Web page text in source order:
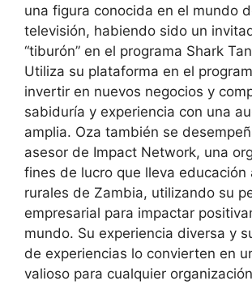
una figura conocida en el mundo
televisión, habiendo sido un
“tiburón” en el programa Shark
Utiliza su plataforma en el
invertir en nuevos negocios y
sabiduría y experiencia con una
amplia. Oza también se
asesor de Impact Network, una
fines de lucro que lleva educación
rurales de Zambia, utilizando su
empresarial para impactar
mundo. Su experiencia diversa y
de experiencias lo convierten en
valioso para cualquier